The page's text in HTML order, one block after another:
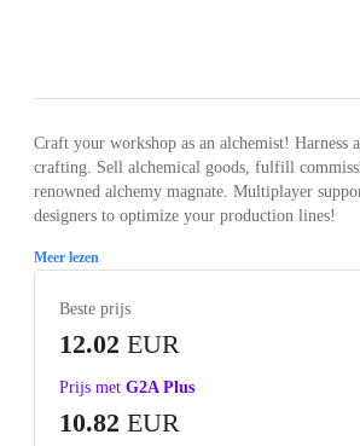
Craft your workshop as an alchemist! Harness
crafting. Sell alchemical goods, fulfill
renowned alchemy magnate. Multiplayer
designers to optimize your production lines!
Meer lezen
Beste prijs
12.02 EUR
Prijs met G2A Plus
10.82 EUR